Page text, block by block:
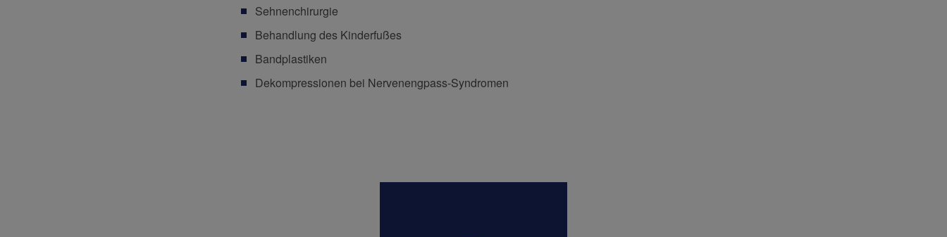
Sehnenchirurgie
Behandlung des Kinderfußes
Bandplastiken
Dekompressionen bei Nervenengpass-Syndromen